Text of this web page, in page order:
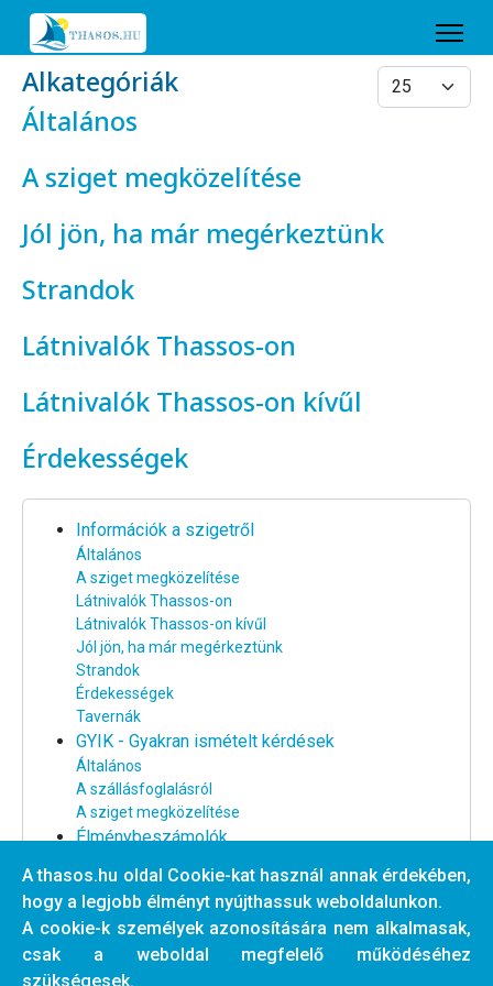
Tételek #
Alkategóriák
Általános
A sziget megközelítése
Jól jön, ha már megérkeztünk
Strandok
Látnivalók Thassos-on
Látnivalók Thassos-on kívűl
Érdekességek
Információk a szigetről
Általános
A sziget megközelítése
Látnivalók Thassos-on
Látnivalók Thassos-on kívűl
Jól jön, ha már megérkeztünk
Strandok
Érdekességek
Tavernák
GYIK - Gyakran ismételt kérdések
Általános
A szállásfoglalásról
A sziget megközelítése
Élménybeszámolók
Egyéb élménybeszámolók
Thassos rajongók találkozói
Webkamera a Golden Beach-ről
Tavernák
A thasos.hu oldal Cookie-kat használ annak érdekében,
hogy a legjobb élményt nyújthassuk weboldalunkon.
A cookie-k személyek azonosítására nem alkalmasak,
csak a weboldal megfelelő működéséhez
szükségesek.